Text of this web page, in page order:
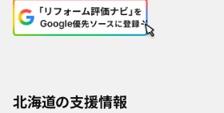
北海道の支援情報